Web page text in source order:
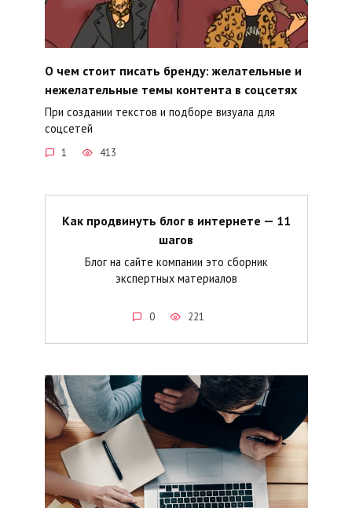
О чем стоит писать бренду: желательные и
нежелательные темы контента в соцсетях
При создании текстов и подборе визуала для
соцсетей
1 413
Как продвинуть блог в интернете — 11
шагов
Блог на сайте компании это сборник
экспертных материалов
0 221